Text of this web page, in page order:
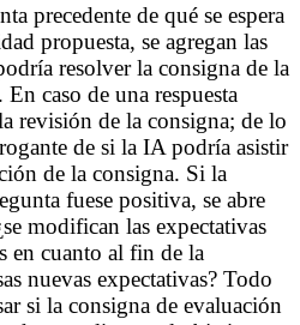
precedente de qué se espera
propuesta, se agregan las
resolver la consigna de la
caso de una respuesta
revisión de la consigna; de lo
de si la IA podría asistir
de la consigna. Si la
fuese positiva, se abre
modifican las expectativas
en cuanto al fin de la
nuevas expectativas? Todo
si la consigna de evaluación